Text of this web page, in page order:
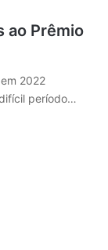
ao Prêmio
2022
período…